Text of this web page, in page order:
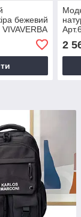
бежевий
2